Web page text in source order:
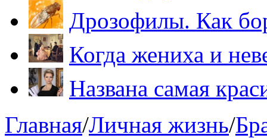
Дрозофилы. Как
Когда жениха и
Названа самая
Главная/Личная жизнь/